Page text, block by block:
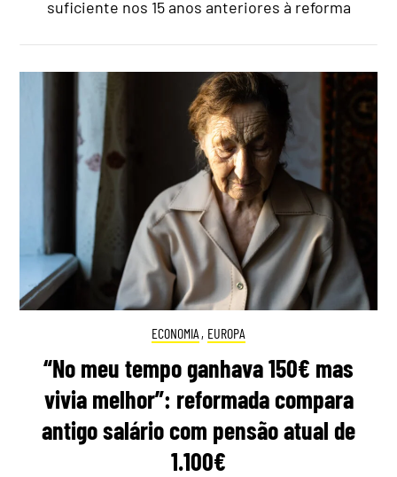
suficiente nos 15 anos anteriores à reforma
ECONOMIA , EUROPA
“No meu tempo ganhava 150€ mas
vivia melhor”: reformada compara
antigo salário com pensão atual de
1.100€